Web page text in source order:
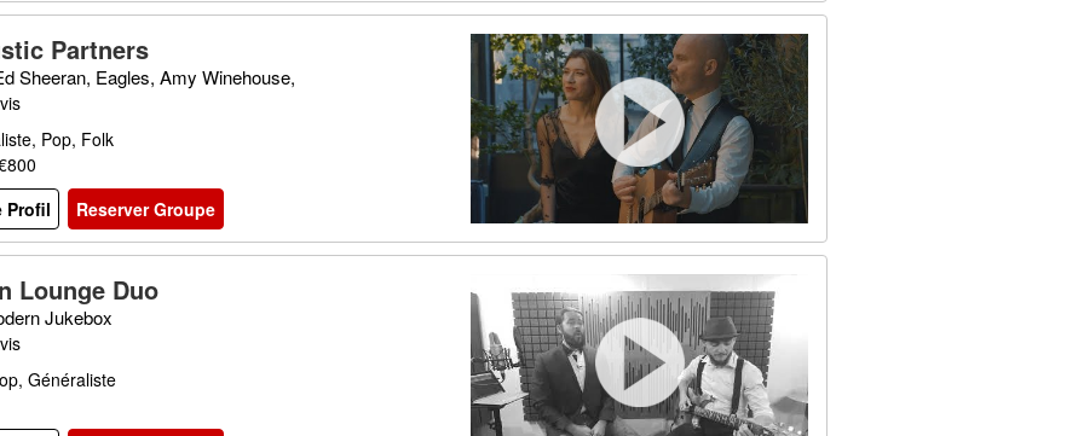
Partners
Sheeran, Eagles, Amy Winehouse,
Pop, Folk
Profil
Reserver Groupe
Lounge Duo
Jukebox
Généraliste